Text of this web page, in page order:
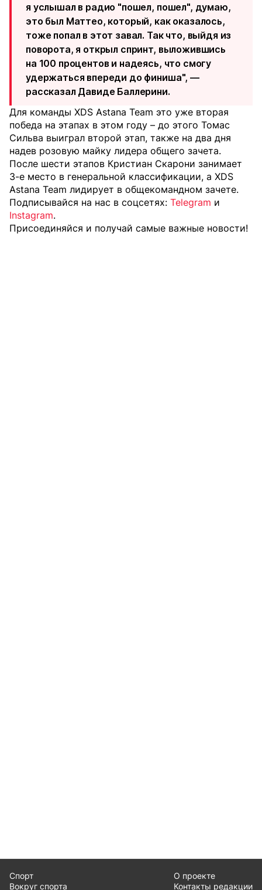
я услышал в радио "пошел, пошел", думаю,
это был Маттео, который, как оказалось,
тоже попал в этот завал. Так что, выйдя из
поворота, я открыл спринт, выложившись
на 100 процентов и надеясь, что смогу
удержаться впереди до финиша", —
рассказал Давиде Баллерини.
Для команды XDS Astana Team это уже вторая
победа на этапах в этом году – до этого Томас
Сильва выиграл второй этап, также на два дня
надев розовую майку лидера общего зачета.
После шести этапов Кристиан Скарони занимает
3-е место в генеральной классификации, а XDS
Astana Team лидирует в общекомандном зачете.
Подписывайся на нас в соцсетях: Telegram и
Instagram.
Присоединяйся и получай самые важные новости!
Спорт
Вокруг спорта
О проекте
Контакты редакции